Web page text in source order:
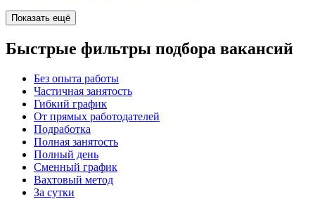
Показать ещё
Быстрые фильтры подбора вакансий
Без опыта работы
Частичная занятость
Гибкий график
От прямых работодателей
Подработка
Полная занятость
Полный день
Сменный график
Вахтовый метод
За сутки